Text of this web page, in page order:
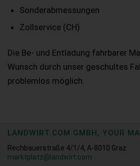
Sonderabmessungen
Zollservice (CH)
Die Be- und Entladung fahrbarer
Wunsch durch unser geschultes
problemlos möglich.
LANDWIRT.COM GMBH, YOUR
Rechbauerstraße 4/1/4, A-8010 Graz
marktplatz@landwirt.com